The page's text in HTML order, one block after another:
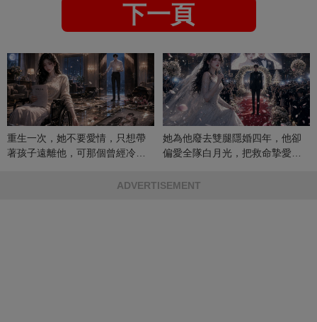
下一頁
重生一次，她不要愛情，只想帶
著孩子遠離他，可那個曾經冷漠
她為他廢去雙腿隱婚四年，他卻
偏愛全隊白月光，把救命摯愛當
ADVERTISEMENT